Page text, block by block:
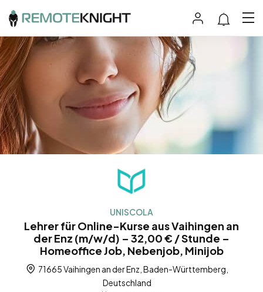
UNISCOLA
Lehrer für Online-Kurse aus Vaihingen an
der Enz (m/w/d) – 32,00 € / Stunde –
Homeoffice Job, Nebenjob, Minijob
71665 Vaihingen an der Enz, Baden-Württemberg,
Deutschland